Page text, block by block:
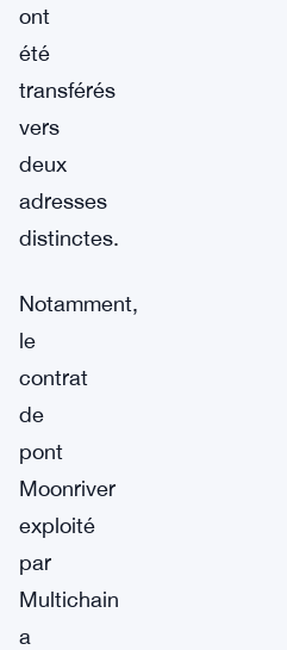
ont
été
transférés
vers
deux
adresses
distinctes.
Notamment,
le
contrat
de
pont
Moonriver
exploité
par
Multichain
a